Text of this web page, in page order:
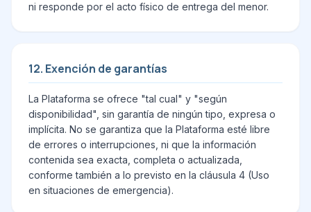
ni responde por el acto físico de entrega del menor.
12. Exención de garantías
La Plataforma se ofrece "tal cual" y "según
disponibilidad", sin garantía de ningún tipo, expresa o
implícita. No se garantiza que la Plataforma esté libre
de errores o interrupciones, ni que la información
contenida sea exacta, completa o actualizada,
conforme también a lo previsto en la cláusula 4 (Uso
en situaciones de emergencia).